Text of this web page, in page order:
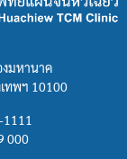
งมหานาค
ทพฯ 10100
000